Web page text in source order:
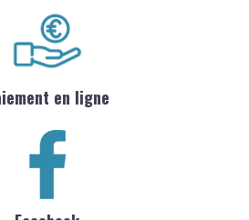
en ligne